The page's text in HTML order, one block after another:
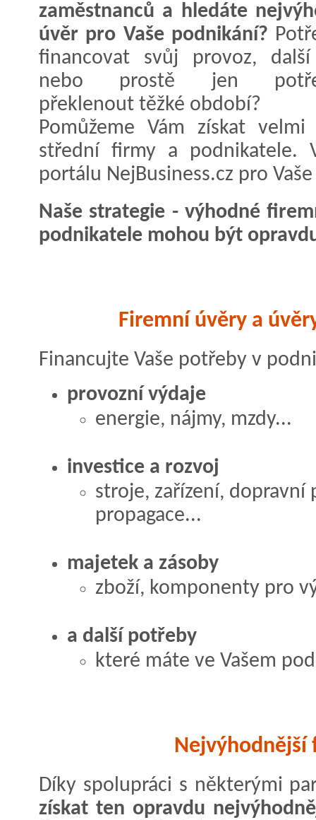
zaměstnanců a hledáte
úvěr pro Vaše podnikání?
financovat svůj provoz,
nebo prostě jen
překlenout těžké období?
Pomůžeme Vám získat
střední firmy a podnikatele.
portálu NejBusiness.cz pro
Naše strategie - výhodné
podnikatele mohou být
Firemní úvěry a
Financujte Vaše potřeby v
provozní výdaje
energie, nájmy, mzdy...
investice a rozvoj
stroje, zařízení, dopravní
propagace...
majetek a zásoby
zboží, komponenty pro
a další potřeby
které máte ve Vašem
Nejvýhodnější
Díky spolupráci s některými
získat ten opravdu